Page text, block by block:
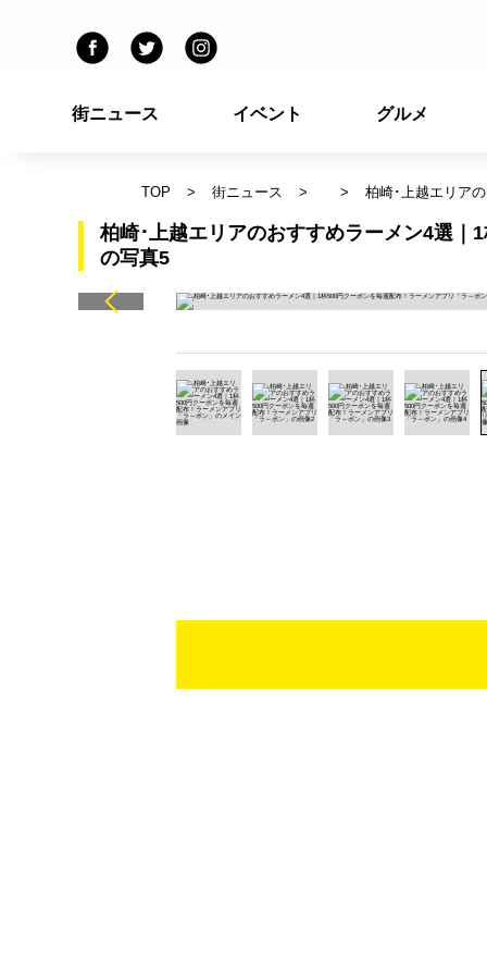
街ニュース イベント グルメ
TOP 街ニュース 柏崎･上越エリア
柏崎･上越エリアのおすすめラーメン4選｜
の写真5